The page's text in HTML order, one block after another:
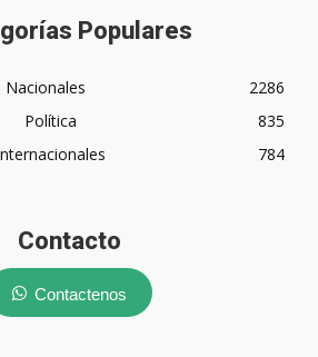
Populares
Nacionales
2286
Política
835
784
Contacto
Contactenos